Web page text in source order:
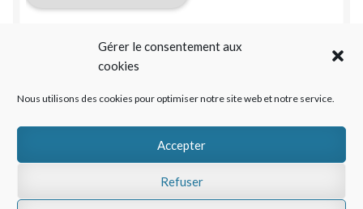
Gérer le consentement aux
cookies
Nous utilisons des cookies pour optimiser notre site web et notre service.
Accepter
Refuser
Occasion